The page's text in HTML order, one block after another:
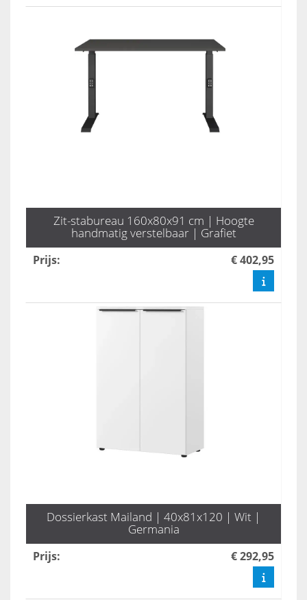
Zit-stabureau 160x80x91 cm | Hoogte
handmatig verstelbaar | Grafiet
Prijs: € 402,95
Dossierkast Mailand | 40x81x120 | Wit |
Germania
Prijs: € 292,95